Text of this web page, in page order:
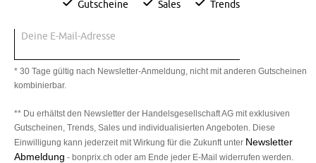
Gutscheine Sales Trends
Deine E-Mail-Adresse
* 30 Tage gültig nach Newsletter-Anmeldung, nicht mit anderen Gutscheinen
kombinierbar.
** Du erhältst den Newsletter der Handelsgesellschaft AG mit exklusiven
Gutscheinen, Trends, Sales und individualisierten Angeboten. Diese
Einwilligung kann jederzeit mit Wirkung für die Zukunft unter Newsletter
Abmeldung - bonprix.ch oder am Ende jeder E-Mail widerrufen werden.